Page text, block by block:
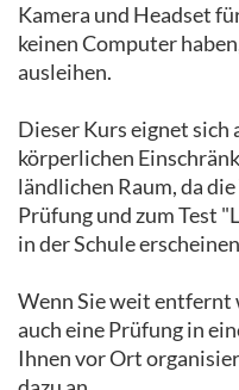
Kamera und Headset
keinen Computer
ausleihen.
Dieser Kurs eignet sich
körperlichen
ländlichen Raum, da
Prüfung und zum Test
in der Schule
Wenn Sie weit entfernt
auch eine Prüfung in
Ihnen vor Ort